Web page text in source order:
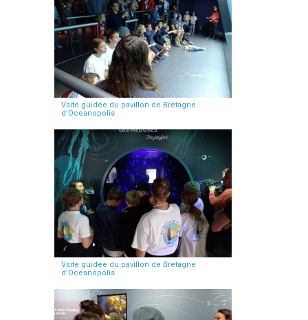
Vsite guidée du pavillon de Bretagne
d'Oceanopolis
Vsite guidée du pavillon de Bretagne
d'Oceanopolis